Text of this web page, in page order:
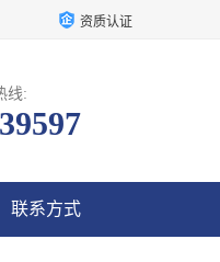
资质认证
线:
联系方式